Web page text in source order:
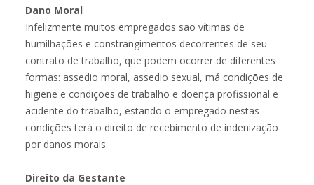
Dano Moral
Infelizmente muitos empregados são vítimas de
humilhações e constrangimentos decorrentes de seu
contrato de trabalho, que podem ocorrer de diferentes
formas: assedio moral, assedio sexual, má condições de
higiene e condições de trabalho e doença profissional e
acidente do trabalho, estando o empregado nestas
condições terá o direito de recebimento de indenização
por danos morais.
Direito da Gestante